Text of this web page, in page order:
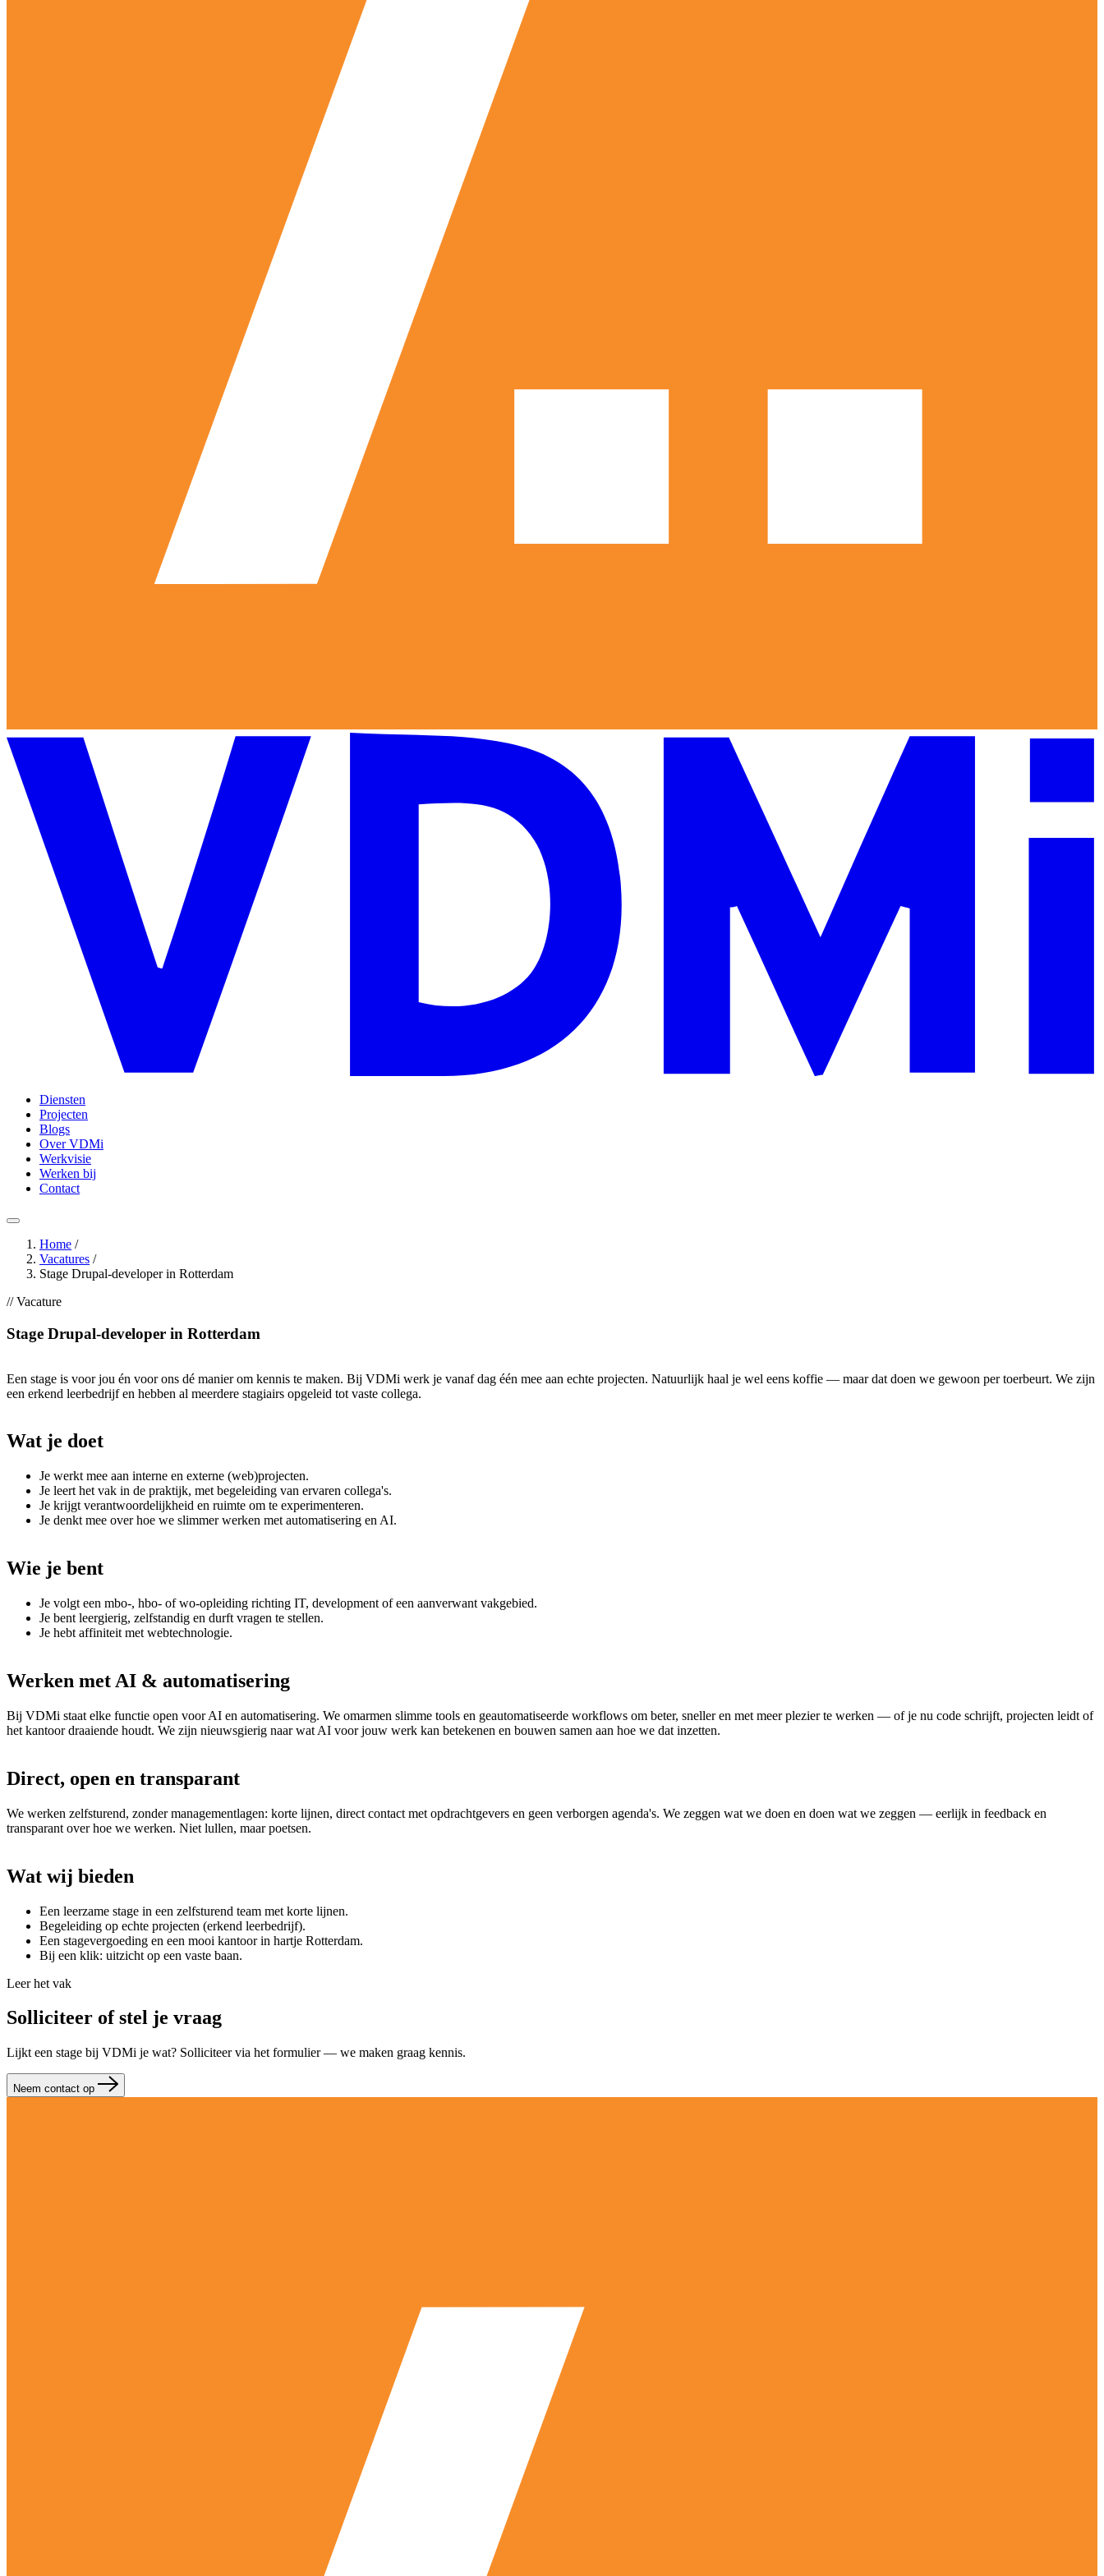
Diensten
Projecten
Blogs
Over VDMi
Werkvisie
Werken bij
Contact
Home /
Vacatures /
Stage Drupal-developer in Rotterdam
// Vacature
Stage Drupal-developer in Rotterdam
Een stage is voor jou én voor ons dé manier om kennis te maken. Bij VDMi werk je vanaf dag één mee aan echte projecten. Natuurlijk haal je wel eens koffie — maar dat doen we gewoon per toerbeurt. We zijn
een erkend leerbedrijf en hebben al meerdere stagiairs opgeleid tot vaste collega.
Wat je doet
Je werkt mee aan interne en externe (web)projecten.
Je leert het vak in de praktijk, met begeleiding van ervaren collega's.
Je krijgt verantwoordelijkheid en ruimte om te experimenteren.
Je denkt mee over hoe we slimmer werken met automatisering en AI.
Wie je bent
Je volgt een mbo-, hbo- of wo-opleiding richting IT, development of een aanverwant vakgebied.
Je bent leergierig, zelfstandig en durft vragen te stellen.
Je hebt affiniteit met webtechnologie.
Werken met AI & automatisering
Bij VDMi staat elke functie open voor AI en automatisering. We omarmen slimme tools en geautomatiseerde workflows om beter, sneller en met meer plezier te werken — of je nu code schrijft, projecten leidt of
het kantoor draaiende houdt. We zijn nieuwsgierig naar wat AI voor jouw werk kan betekenen en bouwen samen aan hoe we dat inzetten.
Direct, open en transparant
We werken zelfsturend, zonder managementlagen: korte lijnen, direct contact met opdrachtgevers en geen verborgen agenda's. We zeggen wat we doen en doen wat we zeggen — eerlijk in feedback en
transparant over hoe we werken. Niet lullen, maar poetsen.
Wat wij bieden
Een leerzame stage in een zelfsturend team met korte lijnen.
Begeleiding op echte projecten (erkend leerbedrijf).
Een stagevergoeding en een mooi kantoor in hartje Rotterdam.
Bij een klik: uitzicht op een vaste baan.
Leer het vak
Solliciteer of stel je vraag
Lijkt een stage bij VDMi je wat? Solliciteer via het formulier — we maken graag kennis.
Neem contact op